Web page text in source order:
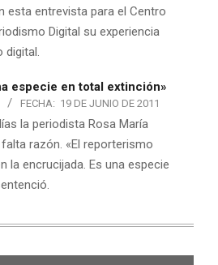
esta entrevista para el Centro
Digital su experiencia
digital.
especie en total extinción»
FECHA: 19 DE JUNIO DE 2011
la periodista Rosa María
razón. «El reporterismo
la encrucijada. Es una especie